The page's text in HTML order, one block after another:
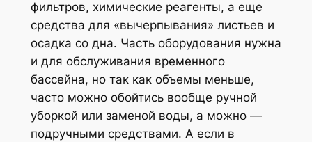
фильтров, химические реагенты, а еще
средства для «вычерпывания» листьев и
осадка со дна. Часть оборудования нужна
и для обслуживания временного
бассейна, но так как объемы меньше,
часто можно обойтись вообще ручной
уборкой или заменой воды, а можно —
подручными средствами. А если в